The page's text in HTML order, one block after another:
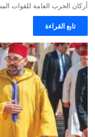
أركان الحرب العامة للقوات
تابع القراءة